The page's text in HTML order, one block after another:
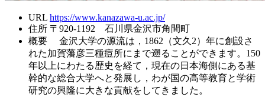
URL https://www.kanazawa-u.ac.jp/
住所 〒920-1192 石川県金沢市角間町
概要
金沢大学の源流は，1862（文久2）年に創設さ
れた加賀藩彦三種痘所にまで遡ることができます。150
年以上にわたる歴史を経て，現在の日本海側にある基
幹的な総合大学へと発展し，わが国の高等教育と学術
研究の興隆に大きな貢献をしてきました。